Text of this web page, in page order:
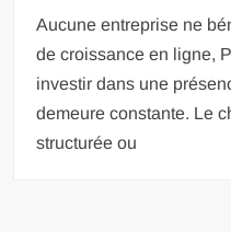
Aucune entreprise ne
de croissance en ligne,
investir dans une
demeure constante. Le
structurée ou